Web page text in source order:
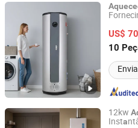
US$
10
Guangdong Weinuan
Guangdong, China
12kw
Insta
Guangdong Kisense Co., Ltd.